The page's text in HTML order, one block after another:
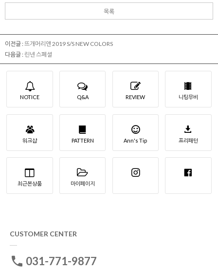
목록
이전글 :뜨개머리앤 2019 S/S NEW COLORS
다음글 : 린넨 스폐셜
NOTICE Q&A REVIEW 니팅무비
워크샵 PATTERN Ann's Tip 프리패턴
최근본상품 마이페이지
CUSTOMER CENTER
031-771-9877